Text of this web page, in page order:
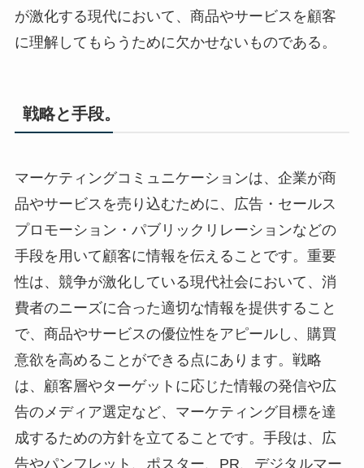
が激化する現代において、商品やサービスを顧客
に理解してもらうために欠かせないものである。
戦略と手段。
マーケティングコミュニケーションは、企業が商
品やサービスを売り込むために、広告・セールス
プロモーション・パブリックリレーションなどの
手段を用いて顧客に情報を伝えることです。重要
性は、競争が激化している現代社会において、消
費者のニーズに合った適切な情報を提供すること
で、商品やサービスの優位性をアピールし、購買
意欲を高めることができる点にあります。戦略
は、顧客層やターゲットに応じた情報の発信や広
告のメディア選定など、マーケティング目標を達
成するための方針を立てることです。手段は、広
告やパンフレット、ポスター、PR、デジタルマー